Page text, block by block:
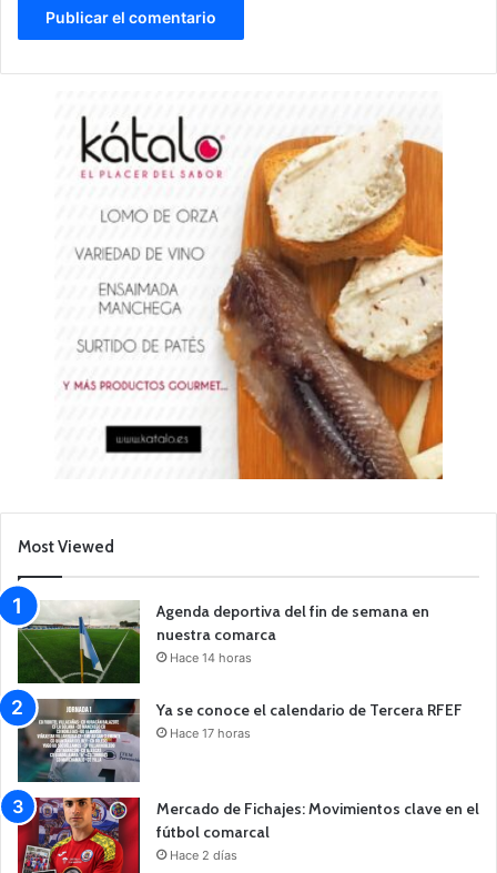
Most Viewed
Agenda deportiva del fin de semana en
nuestra comarca
Hace 14 horas
Ya se conoce el calendario de Tercera RFEF
Hace 17 horas
Mercado de Fichajes: Movimientos clave en el
fútbol comarcal
Hace 2 días